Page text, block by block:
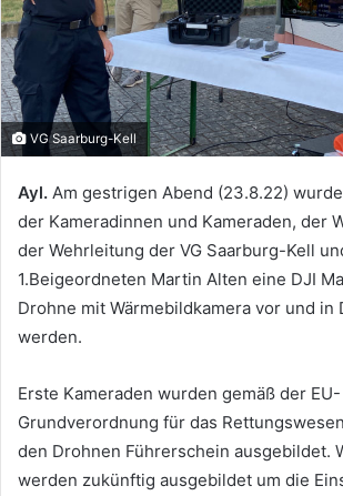
VG Saarburg-Kell
Ayl. Am gestrigen Abend (23.8.22)
der Kameradinnen und Kameraden, der
der Wehrleitung der VG Saarburg-Kell
1.Beigeordneten Martin Alten eine DJI
Drohne mit Wärmebildkamera vor und in
werden.
Erste Kameraden wurden gemäß der EU-
Grundverordnung für das
den Drohnen Führerschein ausgebildet.
werden zukünftig ausgebildet um die